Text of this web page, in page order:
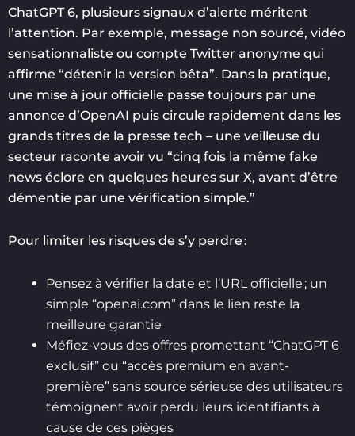
ChatGPT 6, plusieurs signaux d’alerte méritent
l’attention. Par exemple, message non sourcé, vidéo
sensationnaliste ou compte Twitter anonyme qui
affirme “détenir la version bêta”. Dans la pratique,
une mise à jour officielle passe toujours par une
annonce d’OpenAI puis circule rapidement dans les
grands titres de la presse tech – une veilleuse du
secteur raconte avoir vu “cinq fois la même fake
news éclore en quelques heures sur X, avant d’être
démentie par une vérification simple.”
Pour limiter les risques de s’y perdre :
Pensez à vérifier la date et l’URL officielle ; un
simple “openai.com” dans le lien reste la
meilleure garantie
Méfiez-vous des offres promettant “ChatGPT 6
exclusif” ou “accès premium en avant-
première” sans source sérieuse des utilisateurs
témoignent avoir perdu leurs identifiants à
cause de ces pièges